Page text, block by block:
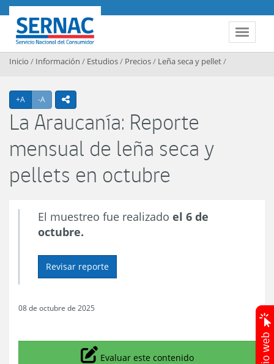
Contenido principal
Toggle
SERNAC
Inicio / Información / Estudios/ Precios/ Leña seca y pellet/
+A Agrandar texto
-A Achicar textoicono compartir
La Araucanía: Reporte
mensual de leña seca y
pellets en octubre
El muestreo fue realizado el 6 de
octubre.
Revisar reporte
08 de octubre de 2025
Icono
Evaluar este contenido